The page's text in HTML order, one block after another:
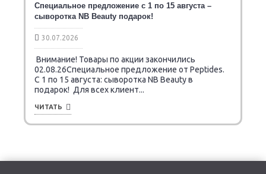
Специальное предложение с 1 по 15 августа –
сыворотка NB Beauty подарок!
30.07.2026
Внимание! Товары по акции закончились
02.08.26Специальное предложение от Peptides.
C 1 по 15 августа: сыворотка NB Beauty в
подарок! Для всех клиент...
ЧИТАТЬ